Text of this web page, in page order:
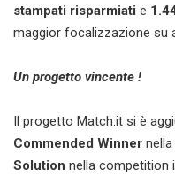
stampati risparmiati e
maggior focalizzazione su
Un progetto vincente !
Il progetto Match.it si è
Commended Winner
Solution nella competition